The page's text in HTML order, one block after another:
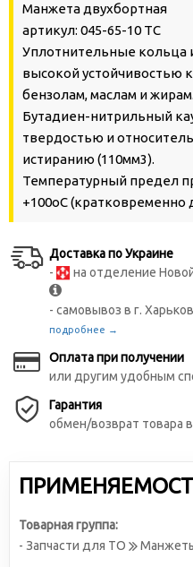
Манжета двухбортная
артикул: 045-65-10 TC
Уплотнительные кольца
высокой устойчивостью
бензолам, маслам и жирам.
Бутадиен-нитрильный
твердостью и
истиранию (110мм3).
Температурный предел
+100oС (кратковременно
Доставка по Украине
-
на отделение
- самовывоз в г. Харьков
подробнее →
Оплата при получении
или другим удобным
Гарантия
обмен/возврат товара
Товарная группа:
- Запчасти для ТО